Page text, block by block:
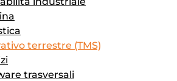
terrestre (TMS)
trasversali